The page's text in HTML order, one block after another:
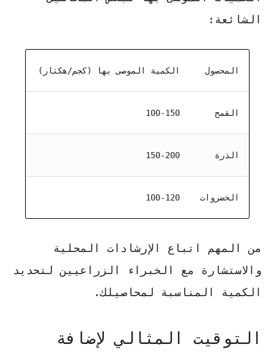
الشائعة:
المحصول الكمية الموصى بها (كجم/هكتار)
القمح 100-150
الذرة 150-200
الخضروات 100-120
من المهم اتباع الإرشادات المحلية
والاستشارة مع الخبراء الزراعيين لتحديد
الكمية المناسبة لمحاصيلك.
التوقيت المثالي لإضافة